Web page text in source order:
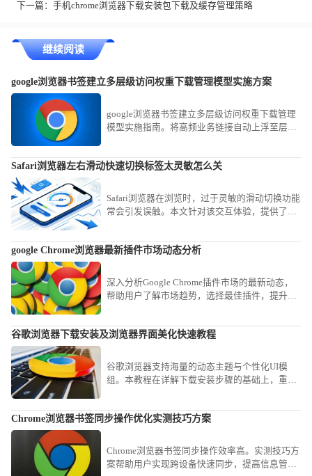
下一篇： 手机chrome浏览器下载安装包下载及缓存管理策略
继续阅读
google浏览器书签建立多层级访问权重下载管理模型实施方案
google浏览器书签建立多层级访问权重下载管理
模型实施指南。将高频业务链接自动上浮至层级
Safari浏览器左右滑动快速切换标签太灵敏怎么关
Safari浏览器在浏览时，过于灵敏的滑动切换功能
常会引发误触。本文针对该交互体验，提供了详
浏览网页时的专注度与操作精准性。
google Chrome浏览器最新插件市场动态分析
深入分析Google Chrome插件市场的最新动态，
帮助用户了解市场趋势，选择最佳插件，提升浏
谷歌浏览器下载安装及浏览器界面美化快速教程
谷歌浏览器支持海量的动态主题与个性化UI模
组。本教程在详解下载安装步骤的基础上，重点
调，为您打造一个既符合审美又极具手感的个性
Chrome浏览器书签同步操作优化实测技巧方案
Chrome浏览器书签同步操作效率高。实测技巧方
案帮助用户实现跨设备快速同步，提高信息管理